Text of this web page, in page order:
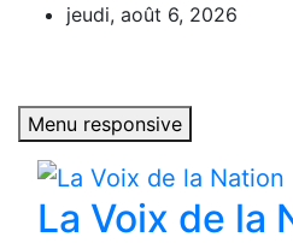
jeudi, août 6, 2026
Menu responsive
La Voix de la